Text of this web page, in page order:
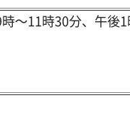
～11時30分、午後